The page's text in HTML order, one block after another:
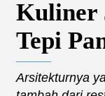
Kuliner
Tepi
Arsitekturnya